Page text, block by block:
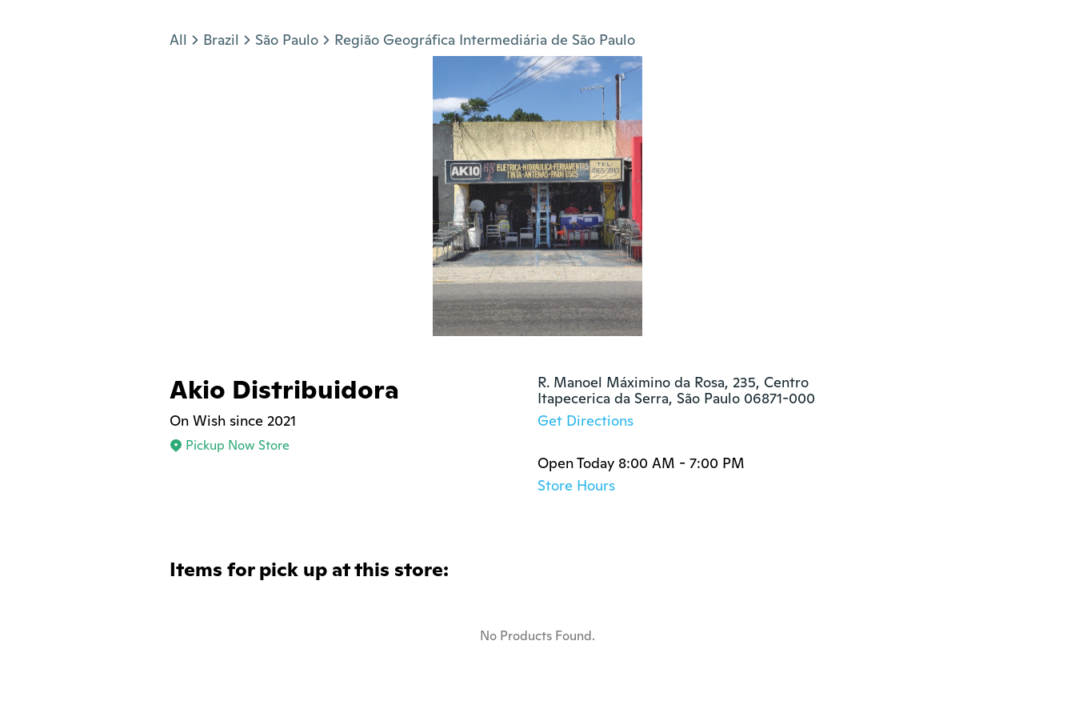
All Brazil São Paulo Região Geográfica Intermediária de São Paulo
Akio Distribuidora
On Wish since 2021
Pickup Now Store
R. Manoel Máximino da Rosa, 235, Centro
Itapecerica da Serra, São Paulo 06871-000
Get Directions
Open Today 8:00 AM - 7:00 PM
Store Hours
Items for pick up at this store:
No Products Found.